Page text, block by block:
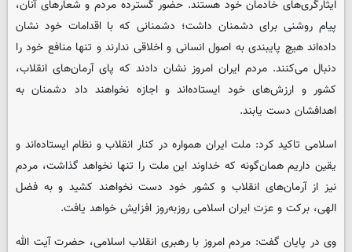
ایثارگری‌های خادمان خود هستند. حضور گسترده مردم و شعارهای آنان،
پیام روشنی برای دشمنان داشت؛ دشمنانی که با اقدامات خود نشان
داده‌اند هیچ پایبندی به اصول انسانی و اخلاقی ندارند و تنها منافع خود را
دنبال می‌کنند. مردم ایران امروز نشان دادند که پای آرمان‌های انقلاب،
کشور و ارزش‌های خود ایستاده‌اند و اجازه نخواهند داد دشمنان به
اهدافشان دست یابند.
اسلامی تاکید کرد: ملت ایران همواره در کنار انقلاب و نظام ایستاده‌اند و
یقین داریم همان‌گونه که خداوند این ملت را تنها نخواهد گذاشت، مردم
نیز از آرمان‌های انقلاب و کشور خود دست نخواهند کشید و به فضل
الهی، برکت و عزت ایران اسلامی روزبه‌روز افزایش خواهد یافت.
وی در پایان گفت: مردم امروز با رهبری انقلاب اسلامی، حضرت آیت الله